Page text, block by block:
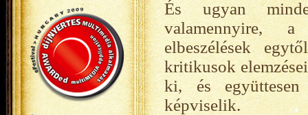
És ugyan
valamennyire, a
elbeszélések
kritikusok
ki, és együttesen
képviselik.